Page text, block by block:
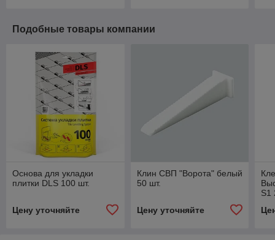
Подобные товары компании
Основа для укладки
плитки DLS 100 шт.
Цену уточняйте
Клин СВП "Ворота" белый
50 шт.
Цену уточняйте
S1